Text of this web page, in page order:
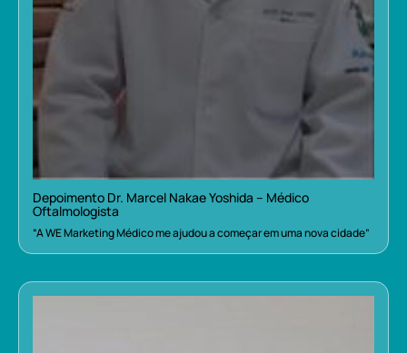
Depoimento Dr. Marcel Nakae Yoshida – Médico
Oftalmologista
“A WE Marketing Médico me ajudou a começar em uma nova cidade”